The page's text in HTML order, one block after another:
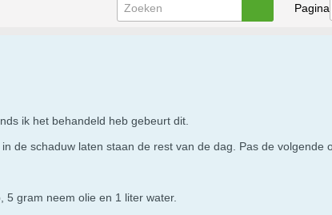
Pagina
ik het behandeld heb gebeurt dit.
de schaduw laten staan de rest van de dag. Pas de volgende
gram neem olie en 1 liter water.